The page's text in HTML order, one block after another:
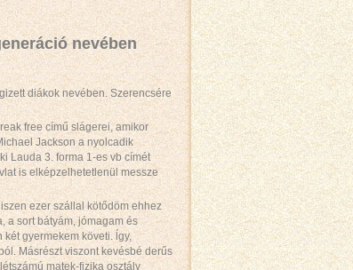
nevében
diákok nevében. Szerencsére
free című slágerei, amikor
Jackson a nyolcadik
Lauda 3. forma 1-es vb címét
is elképzelhetetlenül messze
ezer szállal kötődöm ehhez
a sort bátyám, jómagam és
gyermekem követi. ĺgy,
Másrészt viszont kevésbé derűs
matek-fizika osztály